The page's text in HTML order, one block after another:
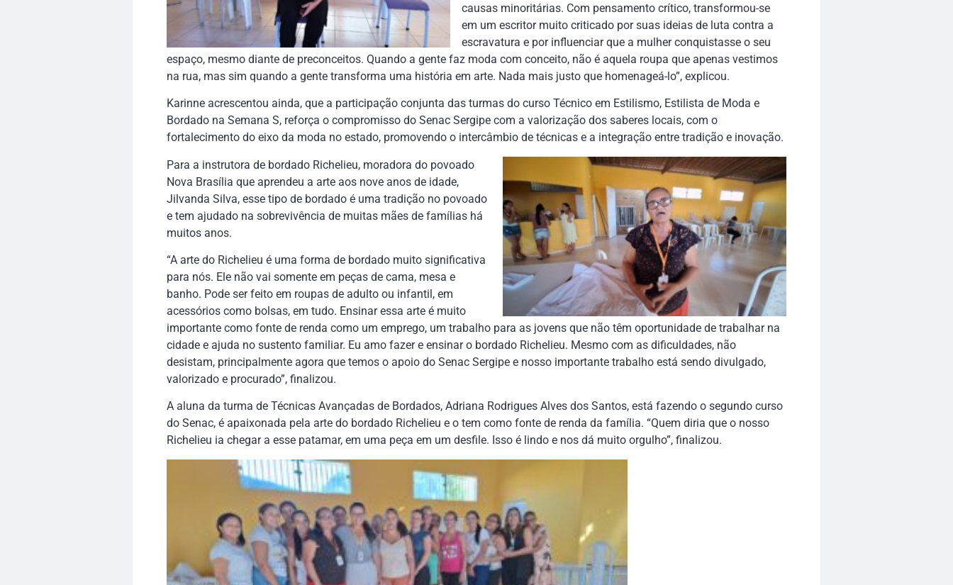
causas minoritárias. Com pensamento crítico, transformou-se
em um escritor muito criticado por suas ideias de luta contra a
escravatura e por influenciar que a mulher conquistasse o seu
espaço, mesmo diante de preconceitos. Quando a gente faz moda com conceito, não é aquela roupa que apenas vestimos
na rua, mas sim quando a gente transforma uma história em arte. Nada mais justo que homenageá-lo”, explicou.
Karinne acrescentou ainda, que a participação conjunta das turmas do curso Técnico em Estilismo, Estilista de Moda e
Bordado na Semana S, reforça o compromisso do Senac Sergipe com a valorização dos saberes locais, com o
fortalecimento do eixo da moda no estado, promovendo o intercâmbio de técnicas e a integração entre tradição e inovação.
Para a instrutora de bordado Richelieu, moradora do povoado
Nova Brasília que aprendeu a arte aos nove anos de idade,
Jilvanda Silva, esse tipo de bordado é uma tradição no povoado
e tem ajudado na sobrevivência de muitas mães de famílias há
muitos anos.
“A arte do Richelieu é uma forma de bordado muito significativa
para nós. Ele não vai somente em peças de cama, mesa e
banho. Pode ser feito em roupas de adulto ou infantil, em
acessórios como bolsas, em tudo. Ensinar essa arte é muito
importante como fonte de renda como um emprego, um trabalho para as jovens que não têm oportunidade de trabalhar na
cidade e ajuda no sustento familiar. Eu amo fazer e ensinar o bordado Richelieu. Mesmo com as dificuldades, não
desistam, principalmente agora que temos o apoio do Senac Sergipe e nosso importante trabalho está sendo divulgado,
valorizado e procurado”, finalizou.
A aluna da turma de Técnicas Avançadas de Bordados, Adriana Rodrigues Alves dos Santos, está fazendo o segundo curso
do Senac, é apaixonada pela arte do bordado Richelieu e o tem como fonte de renda da família. “Quem diria que o nosso
Richelieu ia chegar a esse patamar, em uma peça em um desfile. Isso é lindo e nos dá muito orgulho”, finalizou.